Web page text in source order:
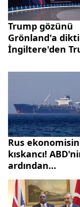
Trump gözünü
Grönland'a
İngiltere'den
Rus
kıskancı!
ardından
İngiltere'den de
Rusya'ya
kararı